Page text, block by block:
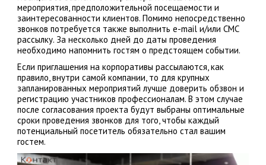
мероприятия, предположительной посещаемости и
заинтересованности клиентов. Помимо непосредственно
звонков потребуется также выполнить e-mail и/или СМС
рассылку. За несколько дней до даты проведения
необходимо напомнить гостям о предстоящем событии.
Если приглашения на корпоративы рассылаются, как
правило, внутри самой компании, то для крупных
запланированных мероприятий лучше доверить обзвон и
регистрацию участников профессионалам. В этом случае
после согласования проекта будут выбраны оптимальные
сроки проведения звонков для того, чтобы каждый
потенциальный посетитель обязательно стал вашим
гостем.